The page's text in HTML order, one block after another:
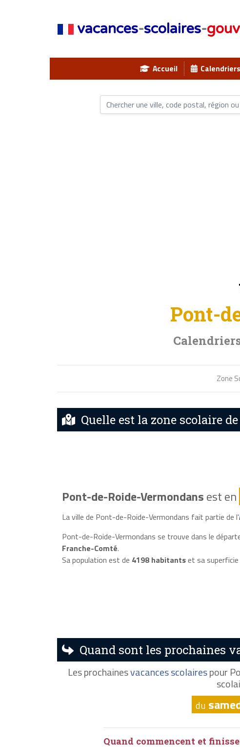
vacances-scolaires-gouv
Accueil
Pont-
Zone
Quelle est la zone scolaire
Pont-de-Roide-Vermondansest en
La ville de Pont-de-Roide-Vermondans fait partie de l'
Pont-de-Roide-Vermondans se trouve dans le
Franche-Comté.
Sa population est de 4198 habitantset sa superficie
Quand sont les prochaines
Les prochainesvacances scolairespour
du
Quand commencent et